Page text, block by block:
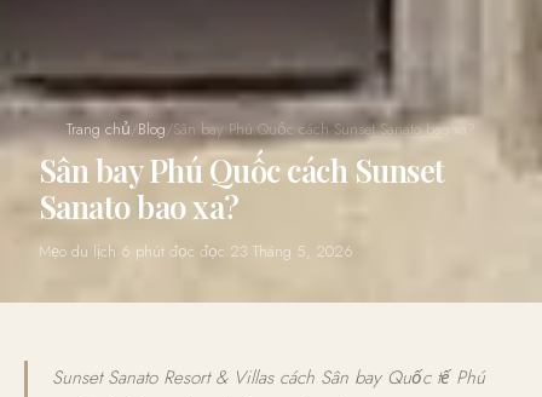
Trang chủ/Blog/Sân bay Phú Quốc cách Sunset Sanato bao xa?
Sân bay Phú Quốc cách Sunset
Sanato bao xa?
Mẹo du lịch·6 phút đọc đọc·23 Tháng 5, 2026
Sunset Sanato Resort & Villas cách Sân bay Quốc tế Phú